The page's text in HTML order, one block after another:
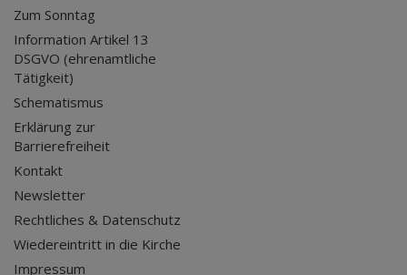
Zum Sonntag
Information Artikel 13
DSGVO (ehrenamtliche
Tätigkeit)
Schematismus
Erklärung zur
Barrierefreiheit
Kontakt
Newsletter
Rechtliches & Datenschutz
Wiedereintritt in die Kirche
Impressum